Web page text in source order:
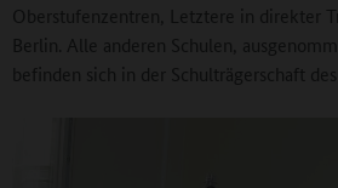
Oberstufenzentren, Letztere in direkter
Berlin. Alle anderen Schulen,
befinden sich in der Schulträgerschaft des